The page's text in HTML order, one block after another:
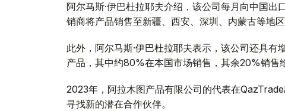
阿尔马斯·伊巴杜拉耶夫介绍，该公司每月向中国
销商将产品销售至新疆、西安、深圳、内蒙古等地
此外，阿尔马斯·伊巴杜拉耶夫表示，该公司还具
产品，其中约80%在本国市场销售，其余20%销售
2023年，阿拉木图产品有限公司的代表在
寻找新的潜在合作伙伴。